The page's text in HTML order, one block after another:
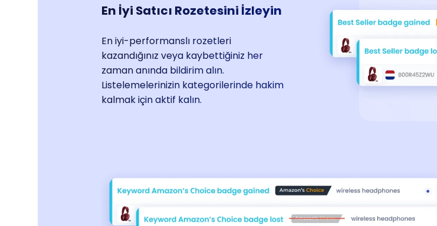
En İyi Satıcı Rozetesini İzleyin
En iyi-performanslı rozetleri
kazandığınız veya kaybettiğiniz her
zaman anında bildirim alın.
Listelemelerinizin kategorilerinde hakim
kalmak için aktif kalın.